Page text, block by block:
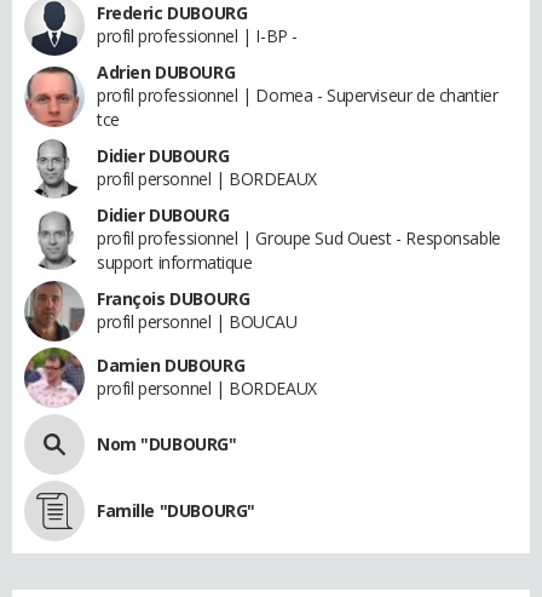
Frederic DUBOURG
profil professionnel | I-BP -
Adrien DUBOURG
profil professionnel | Domea - Superviseur de chantier
tce
Didier DUBOURG
profil personnel | BORDEAUX
Didier DUBOURG
profil professionnel | Groupe Sud Ouest - Responsable
support informatique
François DUBOURG
profil personnel | BOUCAU
Damien DUBOURG
profil personnel | BORDEAUX
Nom "DUBOURG"
Famille "DUBOURG"